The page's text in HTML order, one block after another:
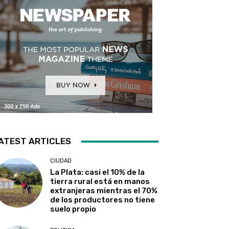
ARTICLES
CIUDAD
La Plata: casi el 10% de la
tierra rural está en manos
extranjeras mientras el 70%
de los productores no tiene
suelo propio